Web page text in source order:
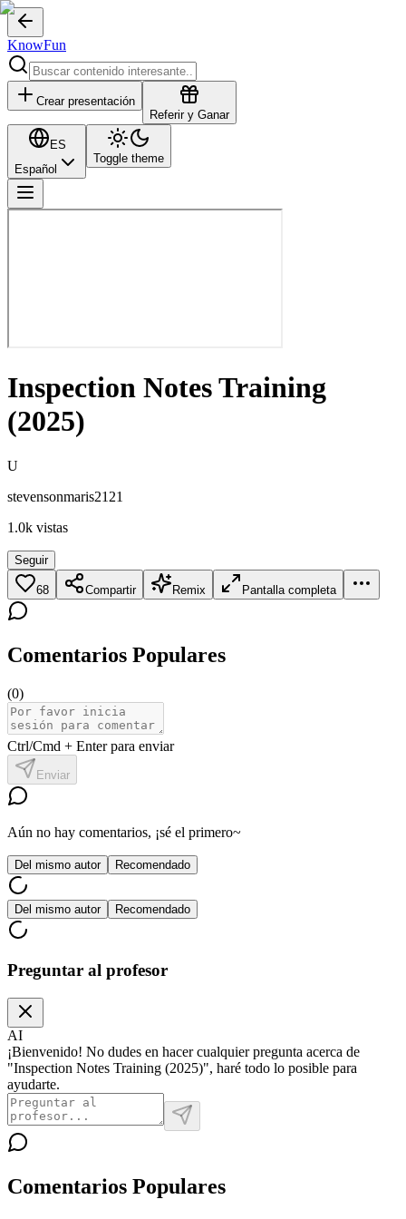
KnowFun
Crear presentación
Referir y Ganar
ES
Español
Toggle theme
Inspection Notes Training
(2025)
U
stevensonmaris2121
1.0k vistas
Seguir
68 Compartir Remix Pantalla completa
Comentarios Populares
(0)
Ctrl/Cmd + Enter para enviar
Enviar
Aún no hay comentarios, ¡sé el primero~
Del mismo autor Recomendado
Del mismo autor Recomendado
Preguntar al profesor
AI
¡Bienvenido! No dudes en hacer cualquier pregunta acerca de
"Inspection Notes Training (2025)", haré todo lo posible para
ayudarte.
Comentarios Populares